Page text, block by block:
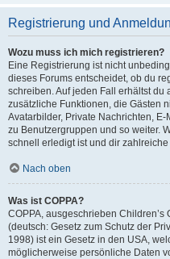
Registrierung und
Wozu muss ich mich registrieren?
Eine Registrierung ist nicht
dieses Forums entscheidet, ob du
schreiben. Auf jeden Fall erhältst du
zusätzliche Funktionen, die Gästen
Avatarbilder, Private Nachrichten,
zu Benutzergruppen und so weiter.
schnell erledigt ist und dir
Nach oben
Was ist COPPA?
COPPA, ausgeschrieben Children’s
(deutsch: Gesetz zum Schutz der
1998) ist ein Gesetz in den USA,
möglicherweise persönliche Daten